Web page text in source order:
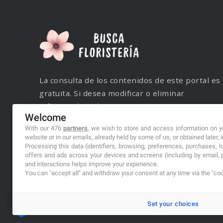
La consulta de los contenidos de este portal es
gratuita. Si desea modificar o eliminar
información, póngase en contacto con nuestro
servicio de atención al cliente mediante correo
electrónico a la siguiente dirección:
buscafloristeria@outlook.com
Welcome
With our 476 partners, we wish to store and access information on
website or in our emails, already held by some of us, or obtained later,
Processing this data (identifiers, browsing, preferences, purchases,
offers and ads across your devices and screens (including by
and interactions helps improve your experience.
You can "accept all" and withdraw your consent at any time via the
Set your choices